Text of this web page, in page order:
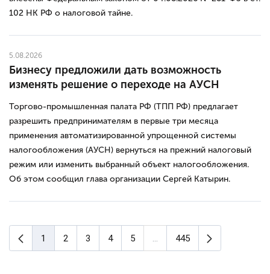
102 НК РФ о налоговой тайне.
5.08.2026
Бизнесу предложили дать возможность
изменять решение о переходе на АУСН
Торгово-промышленная палата РФ (ТПП РФ) предлагает
разрешить предпринимателям в первые три месяца
применения автоматизированной упрощенной системы
налогообложения (АУСН) вернуться на прежний налоговый
режим или изменить выбранный объект налогообложения.
Об этом сообщил глава организации Сергей Катырин.
Предыдущая страница
1 2 3 4 5 445